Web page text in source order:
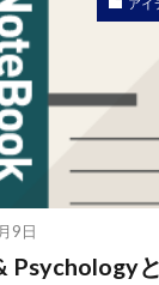
アイ
9日
Psychology